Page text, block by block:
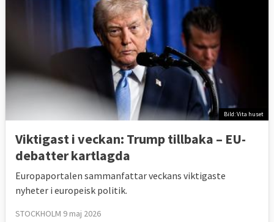
Bild: Vita huset
Viktigast i veckan: Trump tillbaka – EU-
debatter kartlagda
Europaportalen sammanfattar veckans viktigaste
nyheter i europeisk politik.
STOCKHOLM 9 maj 2026